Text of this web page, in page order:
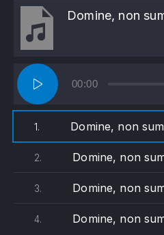
Lecteur
audio
00:00
1. Domine, non sum dignus -
2. Domine, non sum dignus
3. Domine, non sum dignus -
4. Domine, non sum dignus -